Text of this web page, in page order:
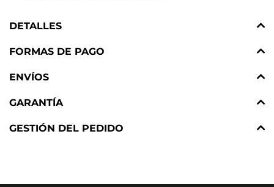
DETALLES
FORMAS DE PAGO
ENVÍOS
GARANTÍA
GESTIÓN DEL PEDIDO